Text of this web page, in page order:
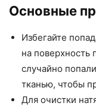
Основные
Избегайте
на поверхность
случайно
тканью, чтобы
Для очистки